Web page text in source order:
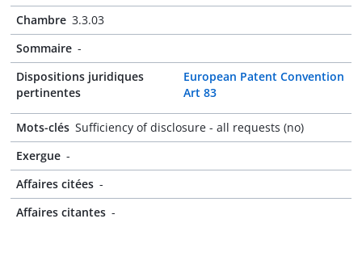
Chambre 3.3.03
Sommaire -
Dispositions juridiques
pertinentes
European Patent Convention
Art 83
Mots-clés Sufficiency of disclosure - all requests (no)
Exergue -
Affaires citées -
Affaires citantes -